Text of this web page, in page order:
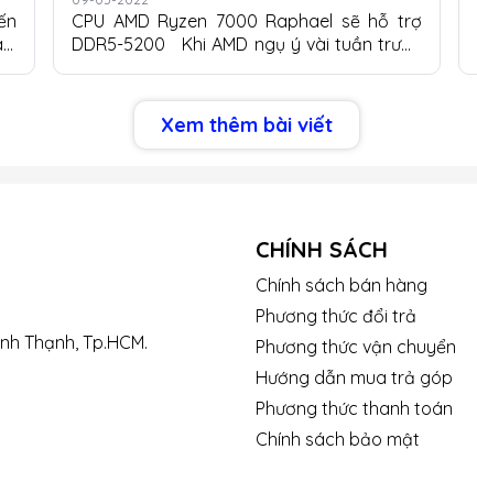
CPU AMD Ryzen 7000 Raphael sẽ hỗ trợ
DDR5-5200 Khi AMD ngụ ý vài tuần trước
năng ép xung DDR5 đáng chú ý, họ không
thực sự nói rõ về khả năng này. Nhưng hóa
@momomo_us phát hiện) mô tả loại bộ
nhớ nào được hỗ trợ bởi các bộ vi xử lý
Xem thêm bài viết
Thạnh, Tp.HCM.
CHÍNH SÁCH
Chính sách bán hàng
Phương thức đổi trả
Phương thức vận chuyển
Hướng dẫn mua trả góp
Phương thức thanh toán
Chính sách bảo mật